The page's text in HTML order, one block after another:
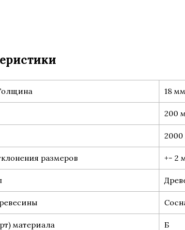
18 мм
200
размеров +- 2
материала Б